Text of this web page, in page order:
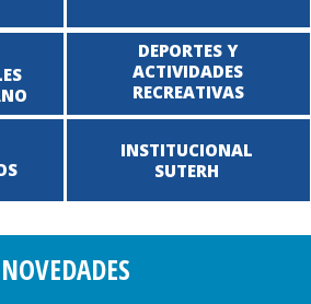
DEPORTES Y
ACTIVIDADES
RECREATIVAS
INSTITUCIONAL
SUTERH
NOVEDADES